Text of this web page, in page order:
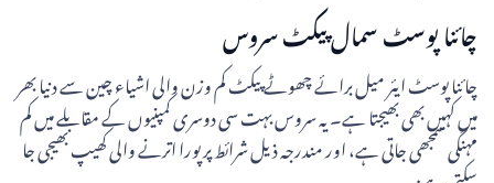
چائنا پوسٹ سمال پیکٹ سروس
چائنا پوسٹ ایئر میل برائے چھوٹے پیکٹ کم وزن والی اشیاء چین سے دنیا بھر
میں کہیں بھی بھیجتا ہے۔ یہ سروس بہت سی دوسری کمپنیوں کے مقابلے میں کم
مہنگی سمجھی جاتی ہے، اور مندرجہ ذیل شرائط پر پورا اترنے والی کھیپ بھیجی جا